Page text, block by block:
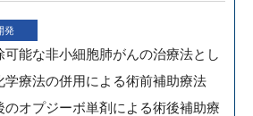
発
能な非小細胞肺がんの治療法とし
学療法の併用による術前補助療法
のオプジーボ単剤による術後補助療